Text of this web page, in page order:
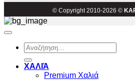
© Copyright 2010-2026 ©
Αναζήτηση
για:
ΧΑΛΙΆ
Premium Χαλιά